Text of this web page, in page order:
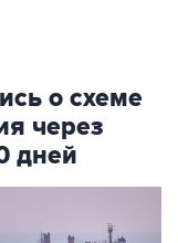
о схеме
через
дней